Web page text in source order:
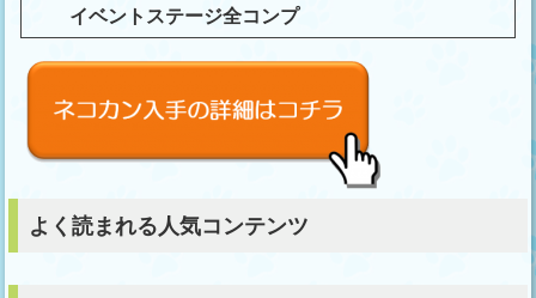
イベントステージ全コンプ
よく読まれる人気コンテンツ